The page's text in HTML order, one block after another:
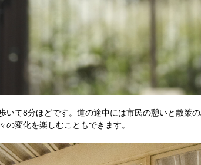
いて8分ほどです。道の途中には市民の憩いと散策
の変化を楽しむこともできます。